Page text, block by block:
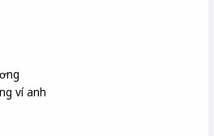
víanh